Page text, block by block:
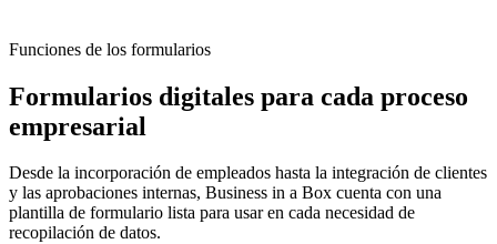
Funciones de los formularios
Formularios digitales para cada proceso
empresarial
Desde la incorporación de empleados hasta la integración de clientes
y las aprobaciones internas, Business in a Box cuenta con una
plantilla de formulario lista para usar en cada necesidad de
recopilación de datos.